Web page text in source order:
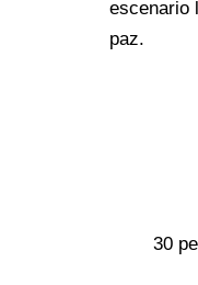
escenario
paz.
30